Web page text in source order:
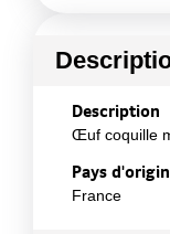
Description
Œuf coquille
Pays
France